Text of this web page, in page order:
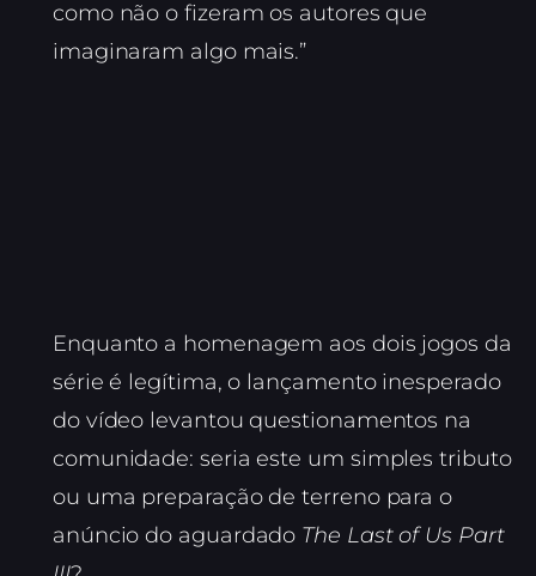
como não o fizeram os autores que
imaginaram algo mais.”
Enquanto a homenagem aos dois jogos da
série é legítima, o lançamento inesperado
do vídeo levantou questionamentos na
comunidade: seria este um simples tributo
ou uma preparação de terreno para o
anúncio do aguardado The Last of Us Part